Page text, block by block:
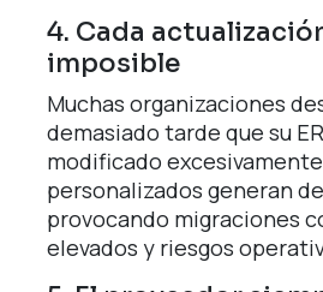
4. Cada
imposible
Muchas organizaciones
demasiado tarde que su
modificado
personalizados generan
provocando migraciones
elevados y riesgos